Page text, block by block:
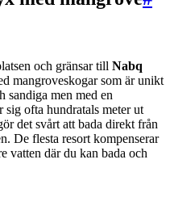
och gränsar till Nabq
mangroveskogar som är unikt
sandiga men med en
sig ofta hundratals meter ut
det svårt att bada direkt från
De flesta resort kompenserar
vatten där du kan bada och